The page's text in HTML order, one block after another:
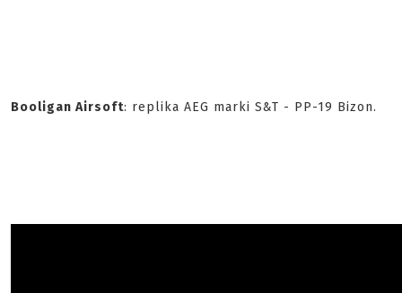
Booligan Airsoft: replika AEG marki S&T - PP-19 Bizon.